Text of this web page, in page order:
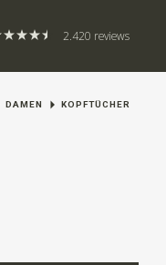
2.420 reviews
DAMEN KOPFTÜCHER